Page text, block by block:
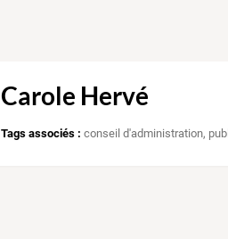
Carole Hervé
Tags associés : conseil d'administration,